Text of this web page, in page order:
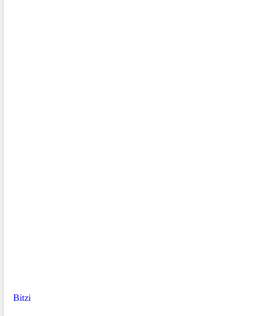
Bitzi